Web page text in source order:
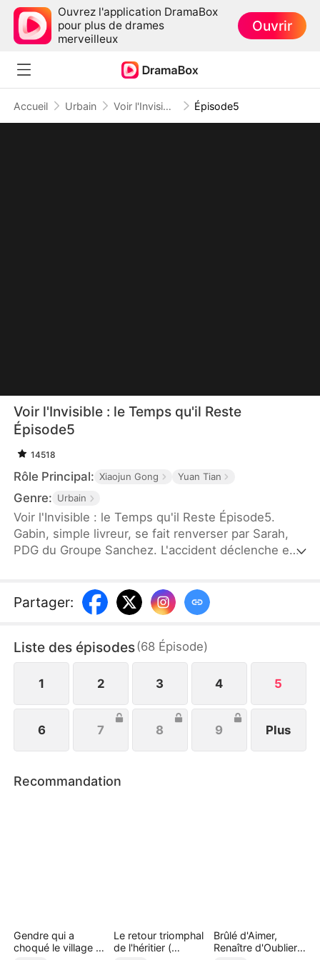
Ouvrez l'application DramaBox
pour plus de drames
merveilleux
Ouvrir
Accueil Urbain Voir l'Invisible : le Temps qu'il Reste Épisode5
Voir l'Invisible : le Temps qu'il Reste
Épisode5
14518
Rôle Principal: Xiaojun Gong Yuan Tian
Genre: Urbain
Voir l'Invisible : le Temps qu'il Reste Épisode5.
Gabin, simple livreur, se fait renverser par Sarah,
PDG du Groupe Sanchez. L'accident déclenche en
court un danger mortel, et parvient à l'éviter.
Ensuite, il écrase ceux qui ont de mauvaises
et les paris sur pierres précieuses, amassant ainsi
une fortune colossale, tout en naviguant entre les
femmes...
Partager:
Liste des épisodes(68 Épisode)
1 2 3 4 5
6 7 8 9 Plus
Recommandation
Gendre qui a
choqué le village (
Le retour triomphal
de l'héritier (
Brûlé d'Aimer,
Renaître d'Oublier (